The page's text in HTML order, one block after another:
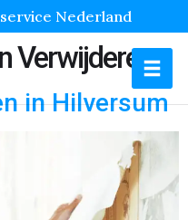
Nederland
Verwijderen
in Hilversum